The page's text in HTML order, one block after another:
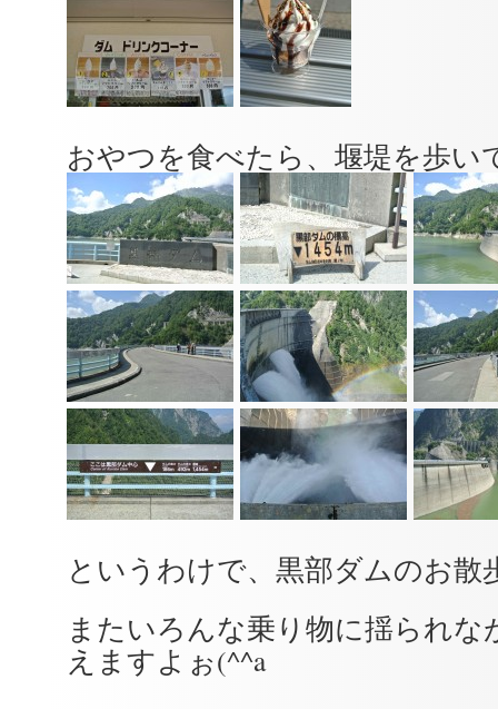
おやつを食べたら、堰堤を歩い
というわけで、黒部ダムのお散
またいろんな乗り物に揺られ
えますよぉ(^^a